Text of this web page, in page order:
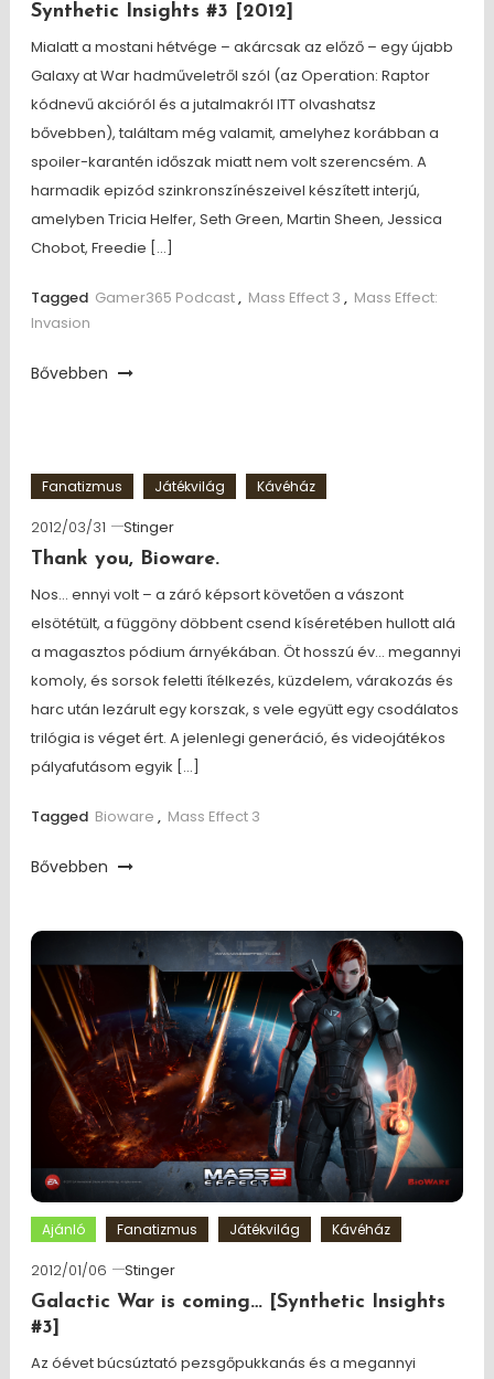
Synthetic Insights #3 [2012]
Mialatt a mostani hétvége – akárcsak az előző – egy újabb
Galaxy at War hadműveletről szól (az Operation: Raptor
kódnevű akcióról és a jutalmakról ITT olvashatsz
bővebben), találtam még valamit, amelyhez korábban a
spoiler-karantén időszak miatt nem volt szerencsém. A
harmadik epizód szinkronszínészeivel készített interjú,
amelyben Tricia Helfer, Seth Green, Martin Sheen, Jessica
Chobot, Freedie […]
Tagged Gamer365 Podcast, Mass Effect 3 , Mass Effect:
Invasion
Bővebben
Fanatizmus Játékvilág Kávéház
2012/03/31
Stinger
Thank you, Bioware.
Nos… ennyi volt – a záró képsort követően a vászont
elsötétült, a függöny döbbent csend kíséretében hullott alá
a magasztos pódium árnyékában. Öt hosszú év… megannyi
komoly, és sorsok feletti ítélkezés, küzdelem, várakozás és
harc után lezárult egy korszak, s vele együtt egy csodálatos
trilógia is véget ért. A jelenlegi generáció, és videojátékos
pályafutásom egyik […]
Tagged Bioware , Mass Effect 3
Bővebben
Ajánló Fanatizmus Játékvilág Kávéház
2012/01/06
Stinger
Galactic War is coming… [Synthetic Insights
#3]
Az óévet búcsúztató pezsgőpukkanás és a megannyi